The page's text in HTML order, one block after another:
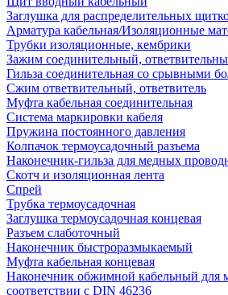
Заглушка для распределительных
Арматура кабельная/Изоляционные
Трубки изоляционные, кембрики
Зажим соединительный,
Гильза соединительная со срывными
Сжим ответвительный, ответвитель
Муфта кабельная соединительная
Система маркировки кабеля
Пружина постоянного давления
Колпачок термоусадочный разъема
Наконечник-гильза для медных
Скотч и изоляционная лента
Спрей
Трубка термоусадочная
Заглушка термоусадочная концевая
Разъем слаботочный
Наконечник быстроразмыкаемый
Муфта кабельная концевая
Наконечник обжимной кабельный для
соответствии с DIN 46236